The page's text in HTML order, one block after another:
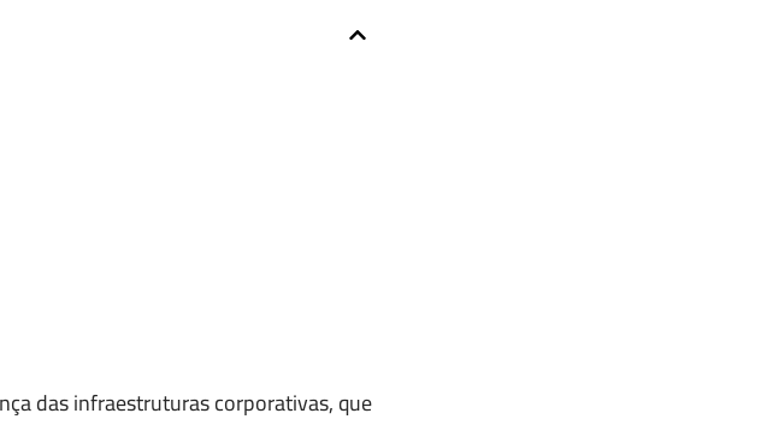
das infraestruturas corporativas, que